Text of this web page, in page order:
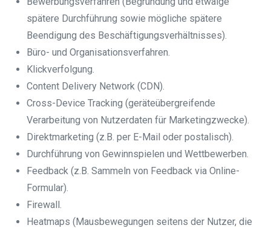
spätere Durchführung sowie mögliche spätere
Beendigung des Beschäftigungsverhältnisses).
Büro- und Organisationsverfahren.
Klickverfolgung.
Content Delivery Network (CDN).
Cross-Device Tracking (geräteübergreifende
Verarbeitung von Nutzerdaten für Marketingzwecke).
Direktmarketing (z.B. per E-Mail oder postalisch).
Durchführung von Gewinnspielen und Wettbewerben.
Feedback (z.B. Sammeln von Feedback via Online-
Formular).
Firewall.
Heatmaps (Mausbewegungen seitens der Nutzer, die